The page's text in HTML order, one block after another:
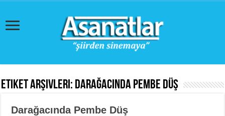
Etiket Arşivleri: Darağacında Pembe Düş
Darağacında Pembe Düş